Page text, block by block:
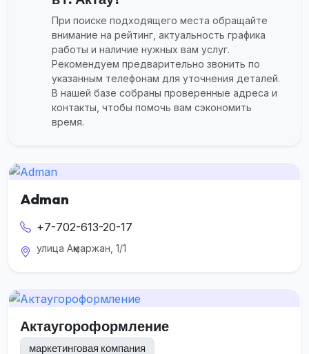
При поиске подходящего места обращайте
внимание на рейтинг, актуальность графика
работы и наличие нужных вам услуг.
Рекомендуем предварительно звонить по
указанным телефонам для уточнения деталей.
В нашей базе собраны проверенные адреса и
контакты, чтобы помочь вам сэкономить
время.
Adman
+7-702-613-20-17
улица Ақмаржан, 1/1
Актаугороформление
маркетинговая компания